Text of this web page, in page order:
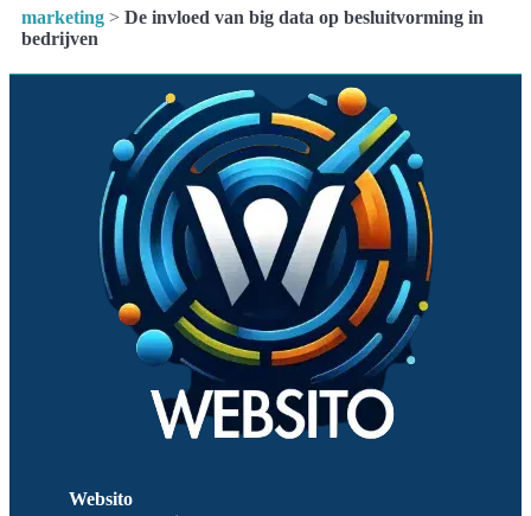
marketing > De invloed van big data op besluitvorming in
bedrijven
Websito